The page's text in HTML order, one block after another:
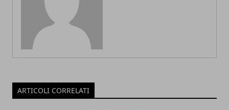
ARTICOLI CORRELATI